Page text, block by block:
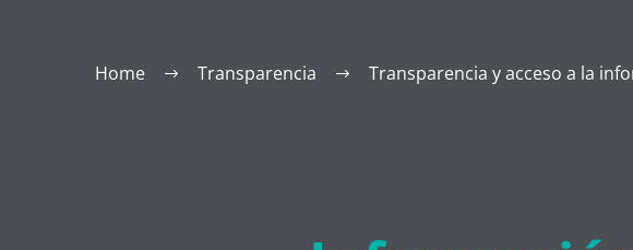
Home Transparencia Transparencia y acceso a la